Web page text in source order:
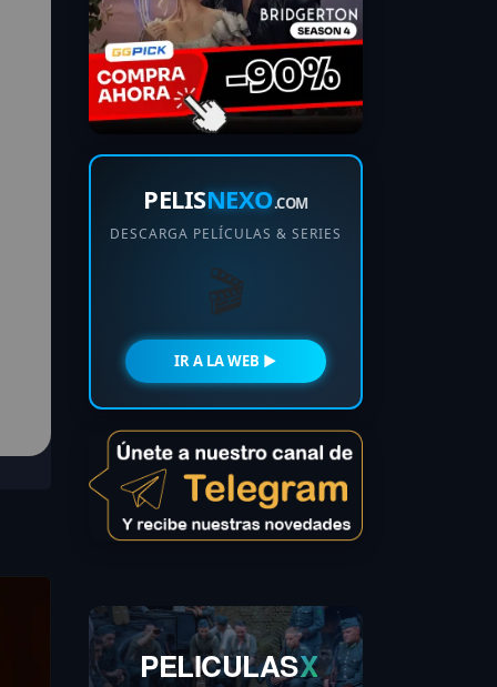
PELISNEXO.COM
DESCARGA PELÍCULAS & SERIES
🎬
IR A LA WEB ►
PELICULASX